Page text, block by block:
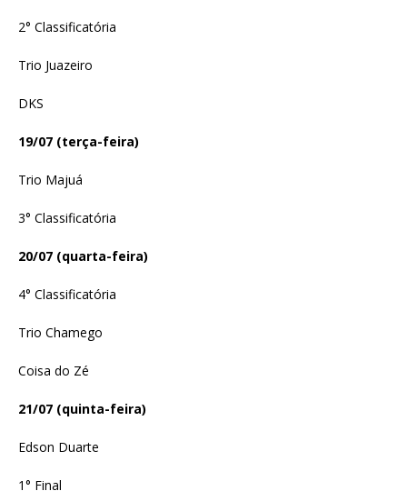
2° Classificatória
Trio Juazeiro
DKS
19/07 (terça-feira)
Trio Majuá
3° Classificatória
20/07 (quarta-feira)
4° Classificatória
Trio Chamego
Coisa do Zé
21/07 (quinta-feira)
Edson Duarte
1° Final